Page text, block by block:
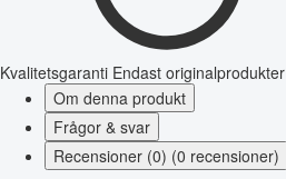
Kvalitetsgaranti Endast originalprodukter
Om denna produkt
Frågor & svar
Recensioner (0) (0 recensioner)